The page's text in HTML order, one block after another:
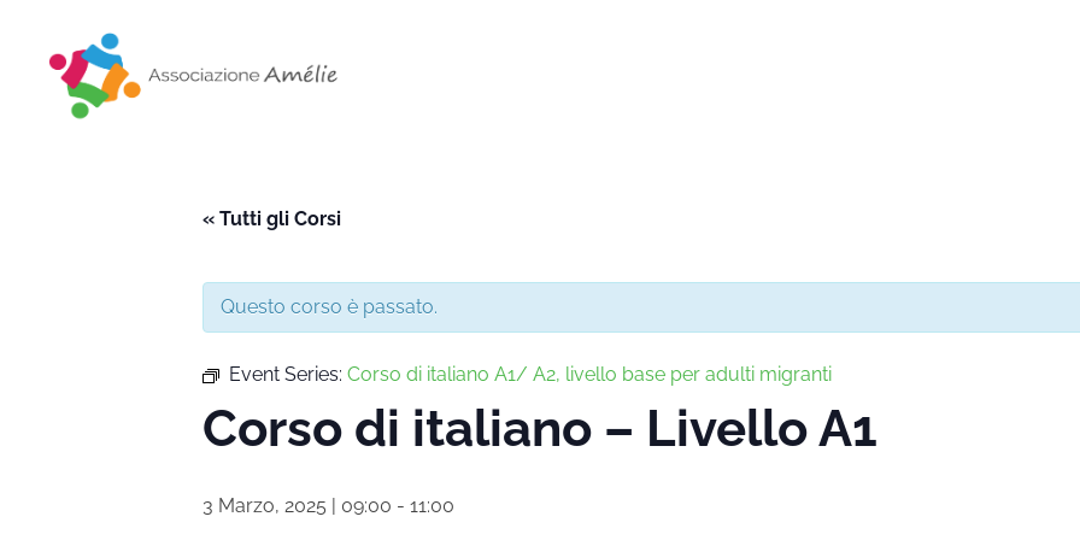
« Tutti gli Corsi
Questo corso è passato.
Event Series: Corso di italiano A1/ A2, livello base per adulti migranti
Corso di italiano – Livello A1
3 Marzo, 2025 | 09:00 - 11:00